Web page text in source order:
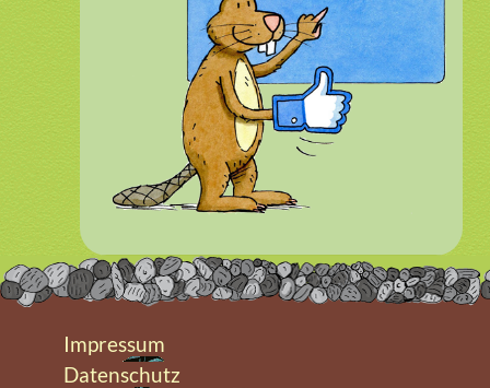
Impressum
Datenschutz